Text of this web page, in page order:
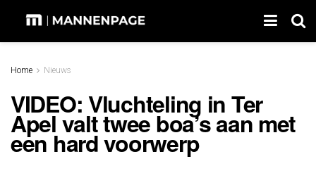
Home Nieuws
VIDEO: Vluchteling in Ter
Apel valt twee boa’s aan met
een hard voorwerp